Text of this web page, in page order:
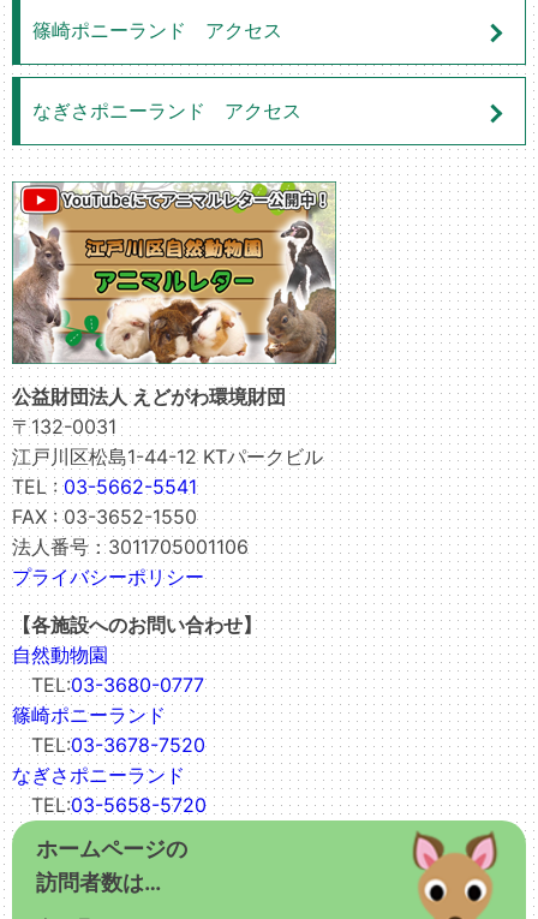
篠崎ポニーランド アクセス
なぎさポニーランド アクセス
公益財団法人 えどがわ環境財団
〒132-0031
江戸川区松島1-44-12 KTパークビル
TEL :03-5662-5541
FAX : 03-3652-1550
法人番号：3011705001106
プライバシーポリシー
【各施設へのお問い合わせ】
自然動物園
TEL:03-3680-0777
篠崎ポニーランド
TEL:03-3678-7520
なぎさポニーランド
TEL:03-5658-5720
ホームページの
訪問者数は…